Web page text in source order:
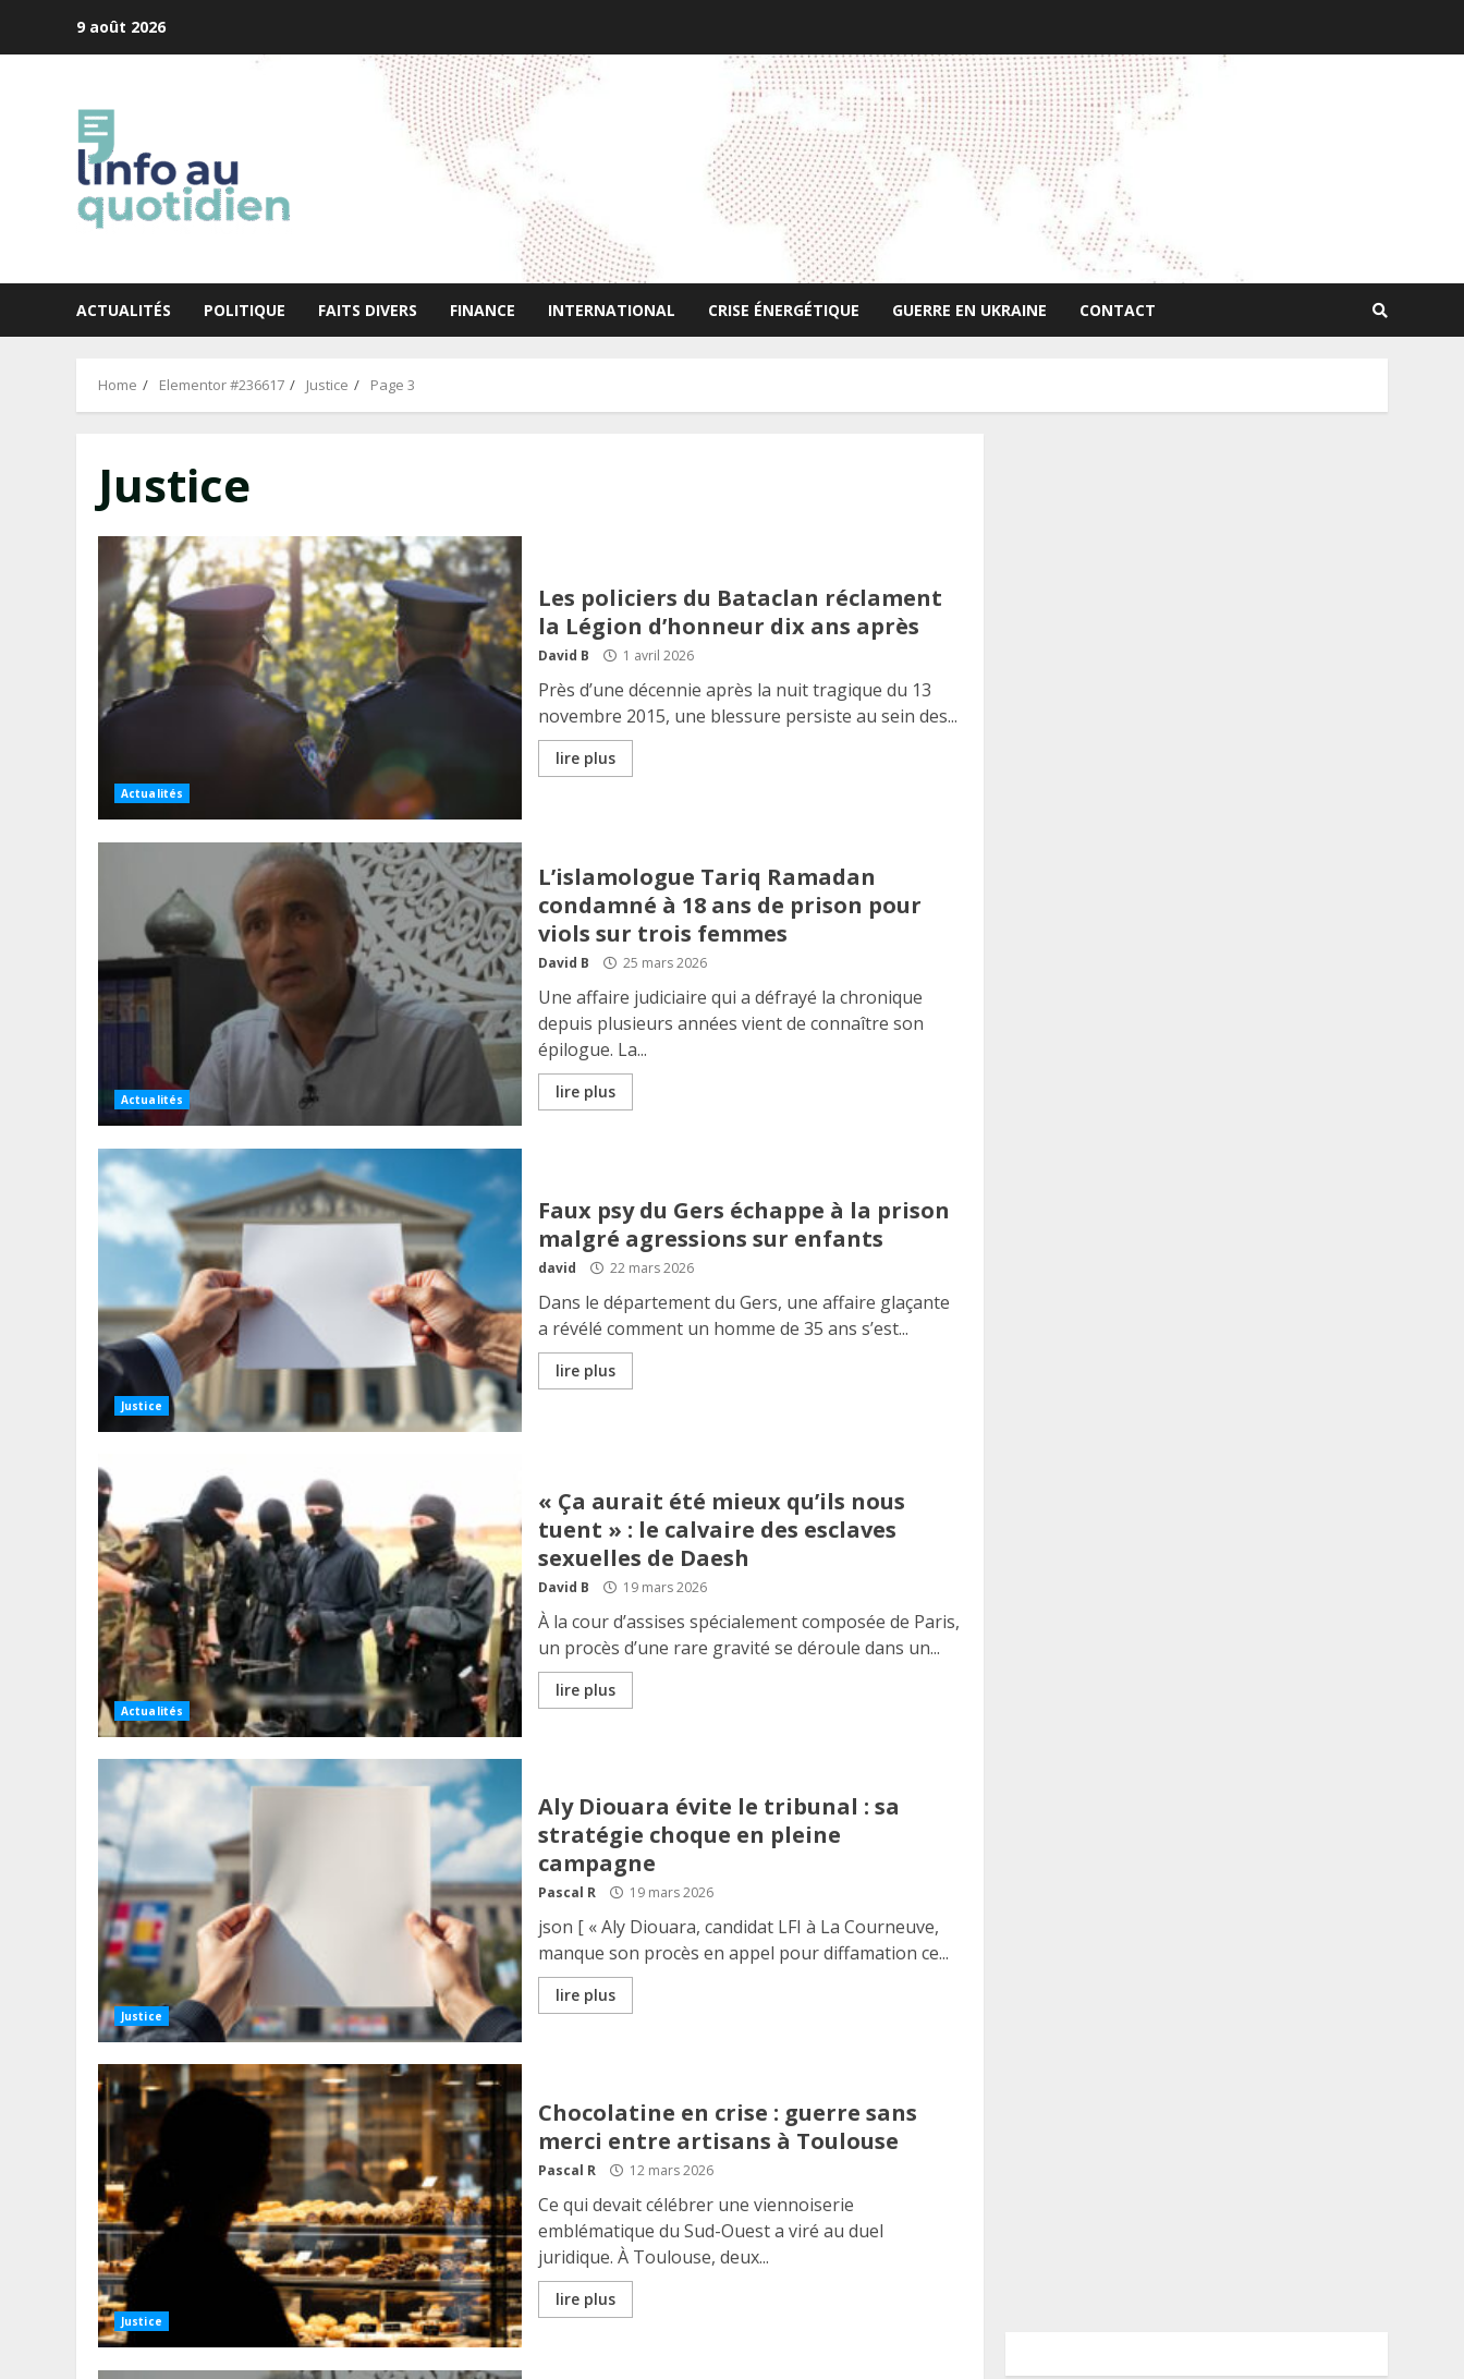
9 août 2026
ACTUALITÉS POLITIQUE FAITS DIVERS FINANCE INTERNATIONAL CRISE ÉNERGÉTIQUE GUERRE EN UKRAINE CONTACT
Home Elementor #236617 Justice Page 3
Justice
Actualités
Les policiers du Bataclan réclament
la Légion d’honneur dix ans après
David B 1 avril 2026
Près d’une décennie après la nuit tragique du 13
novembre 2015, une blessure persiste au sein des...
lire plus
Actualités
L’islamologue Tariq Ramadan
condamné à 18 ans de prison pour
viols sur trois femmes
David B 25 mars 2026
Une affaire judiciaire qui a défrayé la chronique
depuis plusieurs années vient de connaître son
épilogue. La...
lire plus
Justice
Faux psy du Gers échappe à la prison
malgré agressions sur enfants
david 22 mars 2026
Dans le département du Gers, une affaire glaçante
a révélé comment un homme de 35 ans s’est...
lire plus
Actualités
« Ça aurait été mieux qu’ils nous
tuent » : le calvaire des esclaves
sexuelles de Daesh
David B 19 mars 2026
À la cour d’assises spécialement composée de Paris,
un procès d’une rare gravité se déroule dans un...
lire plus
Justice
Aly Diouara évite le tribunal : sa
stratégie choque en pleine
campagne
Pascal R 19 mars 2026
json [ « Aly Diouara, candidat LFI à La Courneuve,
manque son procès en appel pour diffamation ce...
lire plus
Justice
Chocolatine en crise : guerre sans
merci entre artisans à Toulouse
Pascal R 12 mars 2026
Ce qui devait célébrer une viennoiserie
emblématique du Sud-Ouest a viré au duel
juridique. À Toulouse, deux...
lire plus